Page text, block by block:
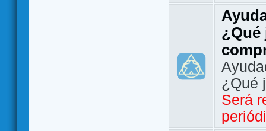
¿Qué
¿Qué
Será